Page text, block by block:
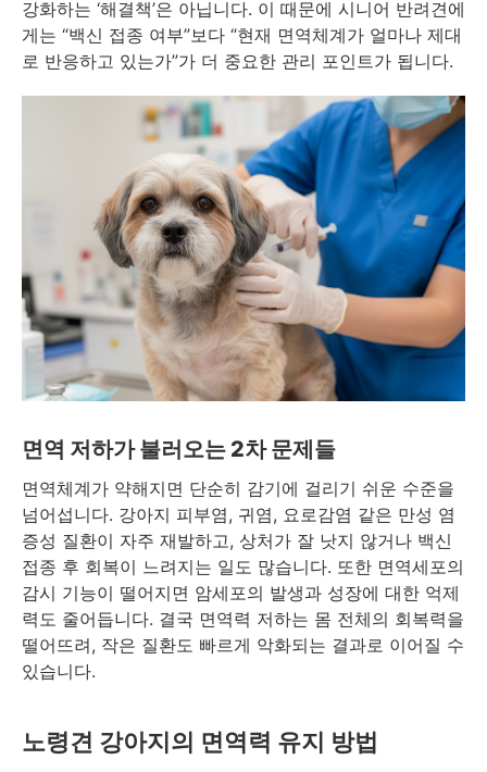
강화하는 ‘해결책’은 아닙니다. 이 때문에 시니어 반려견에
게는 “백신 접종 여부”보다 “현재 면역체계가 얼마나 제대
로 반응하고 있는가”가 더 중요한 관리 포인트가 됩니다.
면역 저하가 불러오는 2차 문제들
면역체계가 약해지면 단순히 감기에 걸리기 쉬운 수준을
넘어섭니다. 강아지 피부염, 귀염, 요로감염 같은 만성 염
증성 질환이 자주 재발하고, 상처가 잘 낫지 않거나 백신
접종 후 회복이 느려지는 일도 많습니다. 또한 면역세포의
감시 기능이 떨어지면 암세포의 발생과 성장에 대한 억제
력도 줄어듭니다. 결국 면역력 저하는 몸 전체의 회복력을
떨어뜨려, 작은 질환도 빠르게 악화되는 결과로 이어질 수
있습니다.
노령견 강아지의 면역력 유지 방법